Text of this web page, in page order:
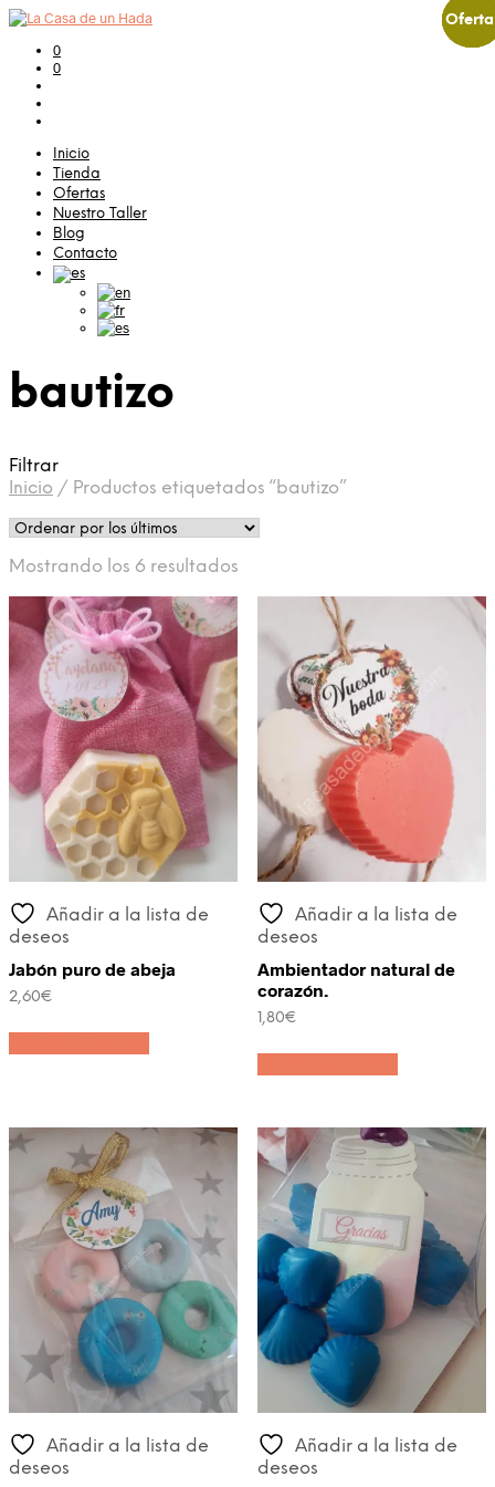
0
0
Inicio
Tienda
Ofertas
Nuestro Taller
Blog
Contacto
bautizo
Filtrar
Inicio / Productos etiquetados “bautizo”
Mostrando los 6 resultados
últimos
Añadir a la lista de
deseos
Jabón puro de abeja
2,60€
Añadir a la lista de
deseos
Ambientador natural de
corazón.
1,80€
Añadir a la lista de
deseos
Añadir a la lista de
deseos